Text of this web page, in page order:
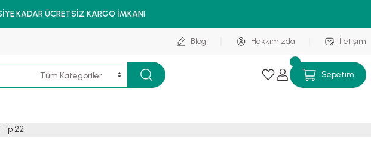
KADAR ÜCRETSİZ KARGO İMKANI
Blog Hakkımızda İletişim
Sepetim
22